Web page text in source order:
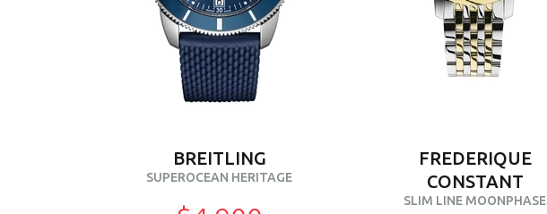
BREITLING
SUPEROCEAN HERITAGE
FREDERIQUE
CONSTANT
SLIM LINE MOONPHASE